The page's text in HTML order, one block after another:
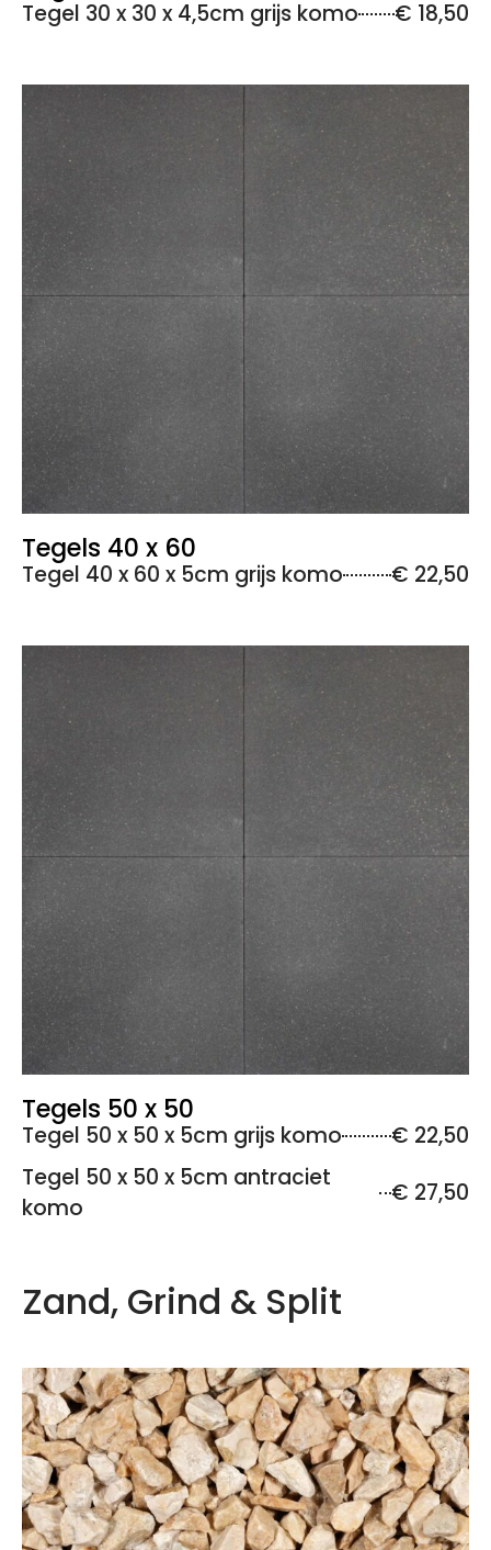
Tegel 30 x 30 x 4,5cm grijs komo € 18,50
Tegels 40 x 60
Tegel 40 x 60 x 5cm grijs komo € 22,50
Tegels 50 x 50
Tegel 50 x 50 x 5cm grijs komo
€ 22,50
Tegel 50 x 50 x 5cm antraciet
komo
€ 27,50
Zand, Grind & Split